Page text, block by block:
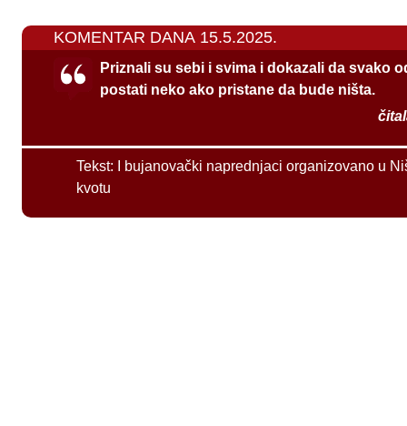
KOMENTAR DANA 15.5.2025.
Priznali su sebi i svima i dokazali da svako
postati neko ako pristane da bude ništa.
Tekst:
I bujanovački naprednjaci organizovano u
kvotu